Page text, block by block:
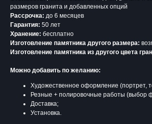
размеров гранита и добавленных опций
Рассрочка: до 6 месяцев
Гарантия: 50 лет
Хранение: бесплатно
Изготовление памятника другого размера:
Изготовление памятника из другого цвета
Можно добавить по желанию:
Художественное оформление (портрет,
Резные + полировочные работы (выбор
Доставка;
Установка.